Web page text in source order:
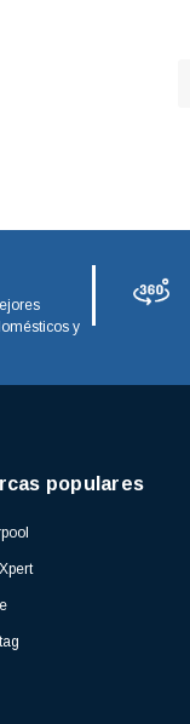
y
populares